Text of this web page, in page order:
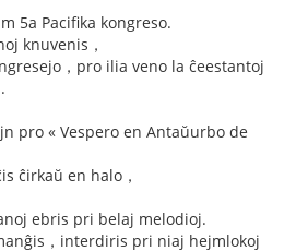
5a Pacifika kongreso.
knuvenis，
，pro ilia veno la ĉeestantoj
pro « Vespero en Antaŭurbo de
ĉirkaŭ en halo，
ebris pri belaj melodioj.
，interdiris pri niaj hejmlokoj